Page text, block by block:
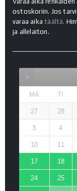
ostoskoriin. Jos
varaa aikatäältä.
ja allelaiton.
MA TI
27 28
3 4
10 11
17 18
24 25